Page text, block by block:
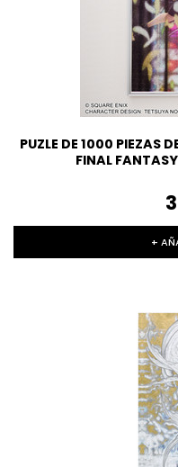
PUZLE DE 1000 PIEZAS
FINAL
+